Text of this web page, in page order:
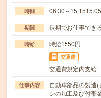
時間 06:30～
期間 長期でお仕事でき
時給 時給1550円
交通費
交通費規定内支給
仕事内容
自動車部品の製造(
ンの加工及び付帯